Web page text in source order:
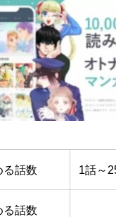
る話数 1話～
る話数